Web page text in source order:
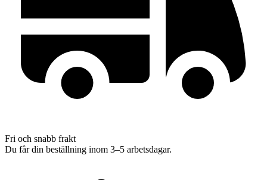
Fri och snabb frakt
Du får din beställning inom 3–5 arbetsdagar.